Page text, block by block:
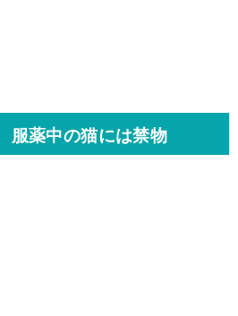
服薬中の猫には禁物